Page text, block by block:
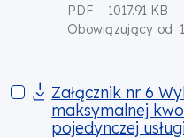
PDF
1017.91 KB
Obowiązujący od
Załącznik nr 6
Załącznik nr 6
maksymalnej
pojedynczej